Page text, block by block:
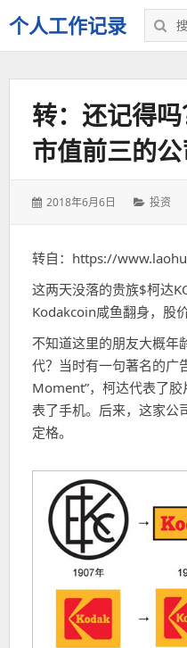
个人工作记录
搜
索：
转：还记得
市值前三的公
发
2018年6月6日
分
投资
转自：https://
这两天没落的贵族$柯达
Kodakcoin咸鱼翻身，股
不知道这里的朋友大概年
代？当时有一句著名的广
Moment”，柯达代表了
表了手机。后来，这家公
定格。